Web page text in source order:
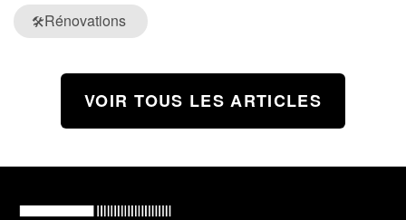
🛠️Rénovations
VOIR TOUS LES ARTICLES